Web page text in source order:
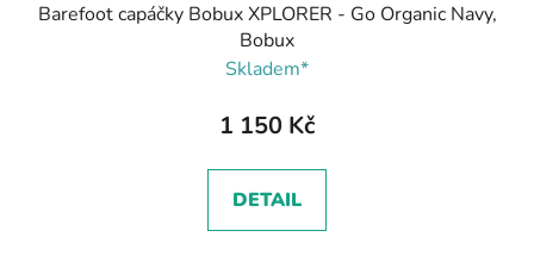
Barefoot capáčky Bobux XPLORER - Go Organic Navy,
Bobux
Skladem*
1 150 Kč
DETAIL